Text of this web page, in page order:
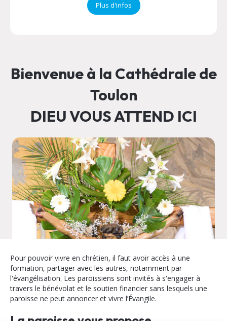
Plus d'infos
Bienvenue à la Cathédrale de
Toulon
DIEU VOUS ATTEND ICI
Pour pouvoir vivre en chrétien, il faut avoir accès à une
formation, partager avec les autres, notamment par
l'évangélisation. Les paroissiens sont invités à s'engager à
travers le bénévolat et le soutien financier sans lesquels une
paroisse ne peut annoncer et vivre l’Évangile.